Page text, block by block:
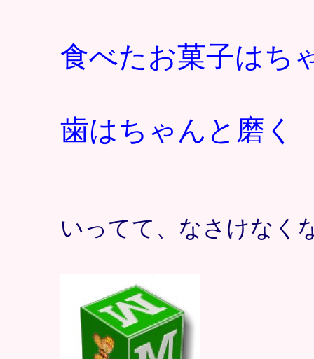
食べたお菓子はち
歯はちゃんと磨く
いってて、なさけなく